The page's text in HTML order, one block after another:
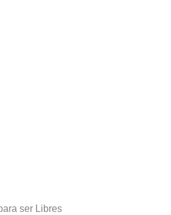
ser Libres